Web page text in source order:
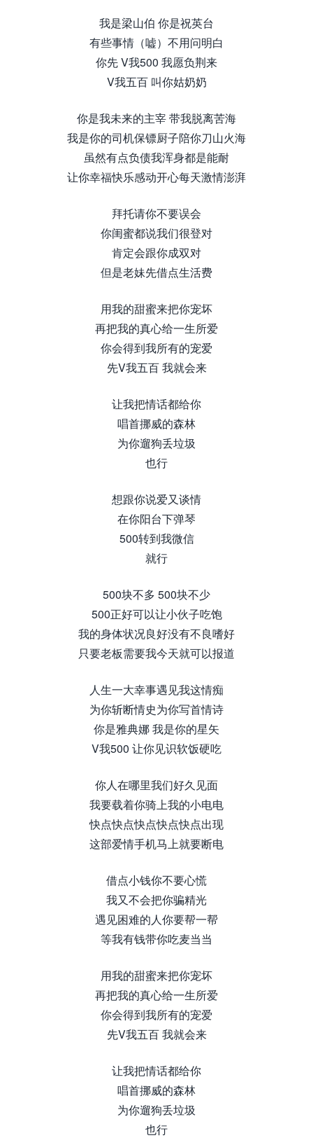
我是梁山伯 你是祝英台
有些事情（嘘）不用问明白
你先 V我500 我愿负荆来
V我五百 叫你姑奶奶
你是我未来的主宰 带我脱离苦海
我是你的司机保镖厨子陪你刀山火海
虽然有点负债我浑身都是能耐
让你幸福快乐感动开心每天激情澎湃
拜托请你不要误会
你闺蜜都说我们很登对
肯定会跟你成双对
但是老妹先借点生活费
用我的甜蜜来把你宠坏
再把我的真心给一生所爱
你会得到我所有的宠爱
先V我五百 我就会来
让我把情话都给你
唱首挪威的森林
为你遛狗丢垃圾
也行
想跟你说爱又谈情
在你阳台下弹琴
500转到我微信
就行
500块不多 500块不少
500正好可以让小伙子吃饱
我的身体状况良好没有不良嗜好
只要老板需要我今天就可以报道
人生一大幸事遇见我这情痴
为你斩断情史为你写首情诗
你是雅典娜 我是你的星矢
V我500 让你见识软饭硬吃
你人在哪里我们好久见面
我要载着你骑上我的小电电
快点快点快点快点快点出现
这部爱情手机马上就要断电
借点小钱你不要心慌
我又不会把你骗精光
遇见困难的人你要帮一帮
等我有钱带你吃麦当当
用我的甜蜜来把你宠坏
再把我的真心给一生所爱
你会得到我所有的宠爱
先V我五百 我就会来
让我把情话都给你
唱首挪威的森林
为你遛狗丢垃圾
也行